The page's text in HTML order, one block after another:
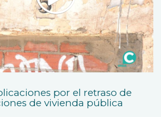
por el retraso de
de vivienda pública